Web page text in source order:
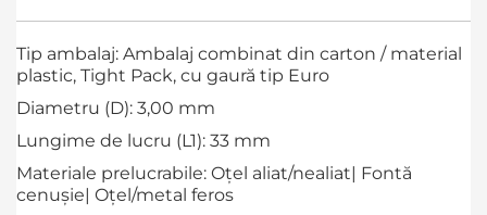
Tip ambalaj: Ambalaj combinat din carton / material
plastic, Tight Pack, cu gaură tip Euro
Diametru (D): 3,00 mm
Lungime de lucru (L1): 33 mm
Materiale prelucrabile: Oţel aliat/nealiat| Fontă
cenuşie| Oţel/metal feros